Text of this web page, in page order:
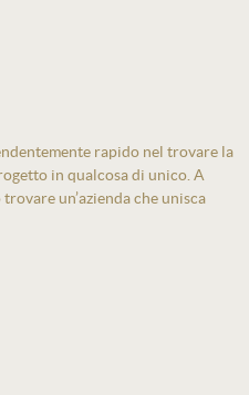
rapido nel trovare la
in qualcosa di unico. A
un’azienda che unisca